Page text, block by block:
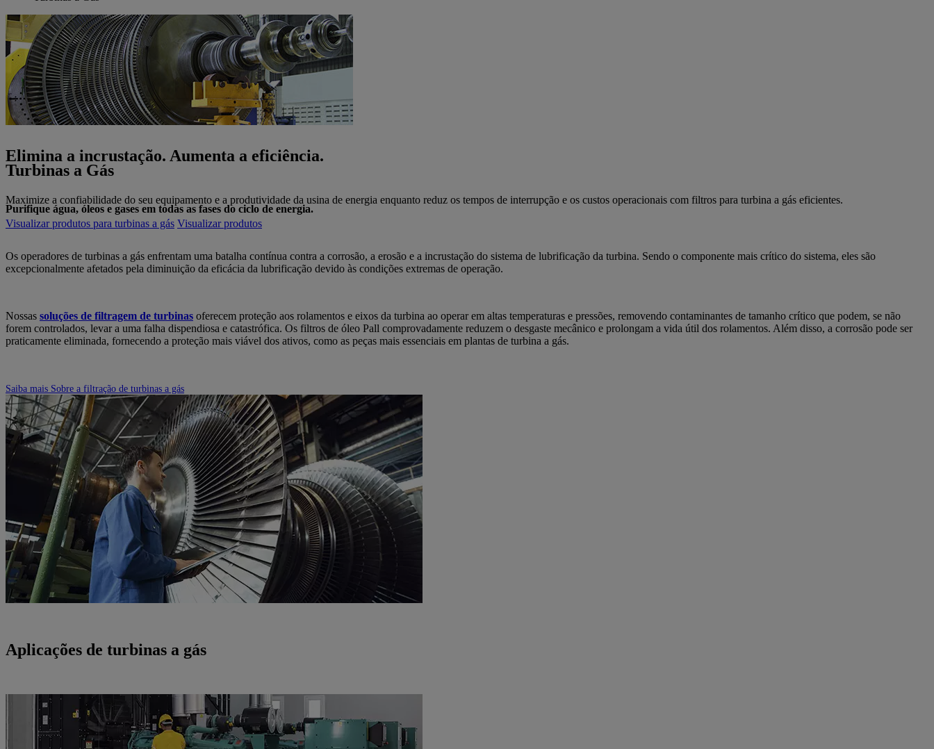
Turbinas a Gás
Maximize a confiabilidade do seu equipamento e a produtividade da usina de energia enquanto reduz os tempos de interrupção e os custos operacionais com filtros para turbina a gás eficientes.
Visualizar produtos para turbinas a gás Visualizar produtos
Elimina a incrustação. Aumenta a eficiência.
Purifique água, óleos e gases em todas as fases do ciclo de energia.
Os operadores de turbinas a gás enfrentam uma batalha contínua contra a corrosão, a erosão e a incrustação do sistema de lubrificação da turbina. Sendo o componente mais crítico do sistema, eles são
excepcionalmente afetados pela diminuição da eficácia da lubrificação devido às condições extremas de operação.
Nossas soluções de filtragem de turbinas oferecem proteção aos rolamentos e eixos da turbina ao operar em altas temperaturas e pressões, removendo contaminantes de tamanho crítico que podem, se não
forem controlados, levar a uma falha dispendiosa e catastrófica. Os filtros de óleo Pall comprovadamente reduzem o desgaste mecânico e prolongam a vida útil dos rolamentos. Além disso, a corrosão pode ser
praticamente eliminada, fornecendo a proteção mais viável dos ativos, como as peças mais essenciais em plantas de turbina a gás.
Saiba mais Sobre a filtração de turbinas a gás
Aplicações de turbinas a gás